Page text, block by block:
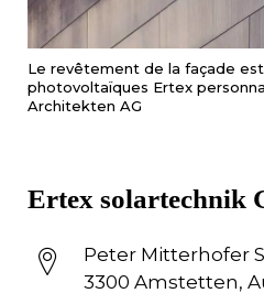
Le revêtement de la façade
photovoltaïques Ertex
Architekten AG
Ertex solartechnik
Peter Mitterhofer
3300 Amstetten,